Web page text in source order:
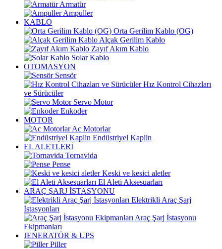
Armatür
Ampuller
KABLO
Orta Gerilim Kablo (OG)
Alçak Gerilim Kablo
Zayıf Akım Kablo
Solar Kablo
OTOMASYON
Sensör
Hız Kontrol Cihazları
ve Sürücüler
Servo Motor
Enkoder
MOTOR
Ac Motorlar
Endüstriyel Kaplin
EL ALETLERİ
Tornavida
Pense
Keski ve kesici aletler
El Aleti Aksesuarları
ARAÇ ŞARJ İSTASYONU
Elektrikli Araç Şarj
İstasyonları
Araç Şarj İstasyonu
Ekipmanları
JENERATÖR & UPS
Piller